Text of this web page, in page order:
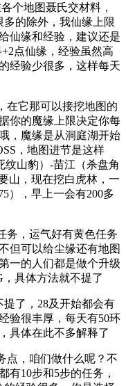
个地图聂氏交材料，
多的除外，我仙缘上限
仙缘和经验，建议还是
点仙缘，经验虽然高
经验少很多，这样每天
在它那可以接挖地图的
你的魔缘上限决定你每
，魔缘是从洞庭湖开始
，地图进节是这样
纹山豹）-苗江（杀盘角
山，现在挖白虎林，一
），早上一会有200多
务，运气好有黄色任务
但可以给尘缘还有地图
一的人们都是做个升级
具体方法就不提了
了，28及开始都会有
验很丰厚，每天有50环
具体在此不多解释了
点，咱们做什么呢？不
有10步和5步的任务，